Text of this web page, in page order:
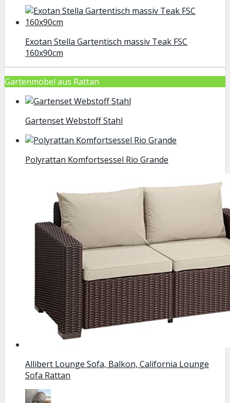
Exotan Stella Gartentisch massiv Teak FSC
160x90cm
Gartenmöbel aus Rattan
Gartenset Webstoff Stahl
Polyrattan Komfortsessel Rio Grande
Allibert Lounge Sofa, Balkon, California Lounge
Sofa Rattan